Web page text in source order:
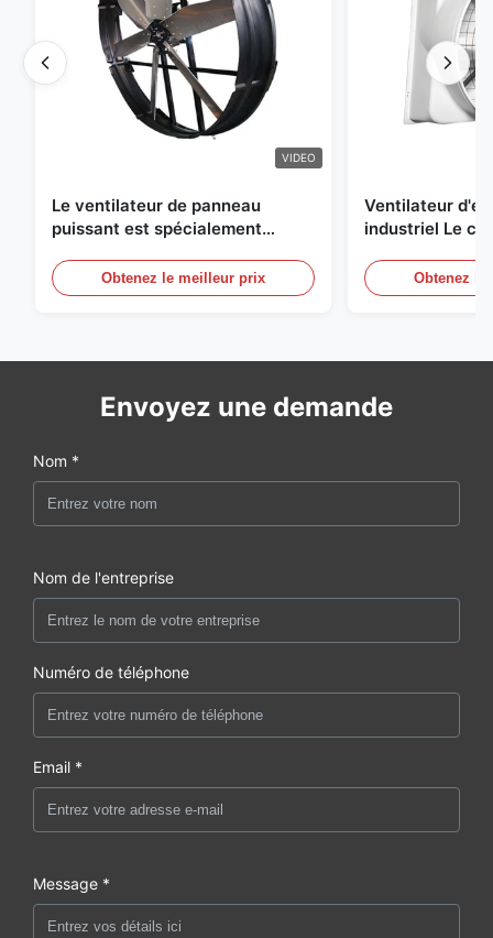
VIDEO
Le ventilateur de panneau
puissant est spécialement
diamètre de lame de 1830 mm et
un volume d'air de 120000 m3/h
Obtenez le meilleur prix
Ventilateur
industriel Le
et de Obtenez
Envoyez une demande
Nom *
Nom de l'entreprise
Numéro de téléphone
Email *
Message *